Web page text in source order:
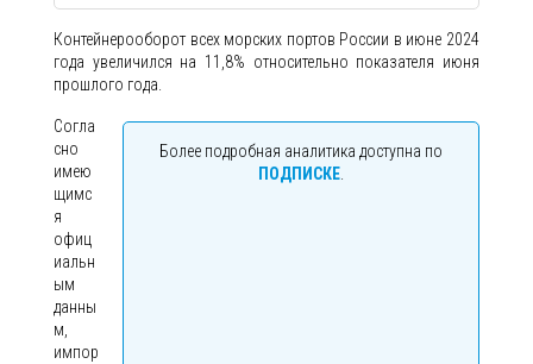
Контейнерооборот всех морских портов России в июне 2024
года увеличился на 11,8% относительно показателя июня
прошлого года.
Более подробная аналитика доступна по
ПОДПИСКЕ.
Согла
сно
имею
щимс
я
офиц
иальн
ым
данны
м,
импор